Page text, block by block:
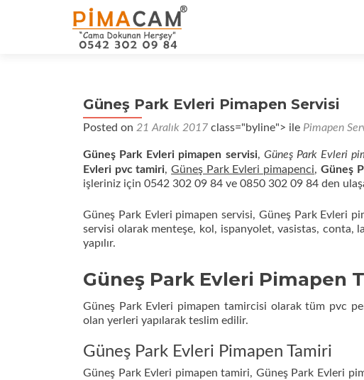
Güneş Park Evleri Pimapen Servisi
Posted on 21 Aralık 2017 class="byline"> ile Pimapen
Güneş Park Evleri pimapen servisi, Güneş Park Evleri
Evleri pvc tamiri,Güneş Park Evleri pimapenci, Güneş
işleriniz için 0542 302 09 84 ve 0850 302 09 84 den
Güneş Park Evleri pimapen servisi, Güneş Park Evleri
servisi olarak menteşe, kol, ispanyolet, vasistas, conta,
yapılır.
Güneş Park Evleri Pimapen
Güneş Park Evleri pimapen tamircisi olarak tüm pvc
olan yerleri yapılarak teslim edilir.
Güneş Park Evleri Pimapen Tamiri
Güneş Park Evleri pimapen tamiri, Güneş Park Evleri